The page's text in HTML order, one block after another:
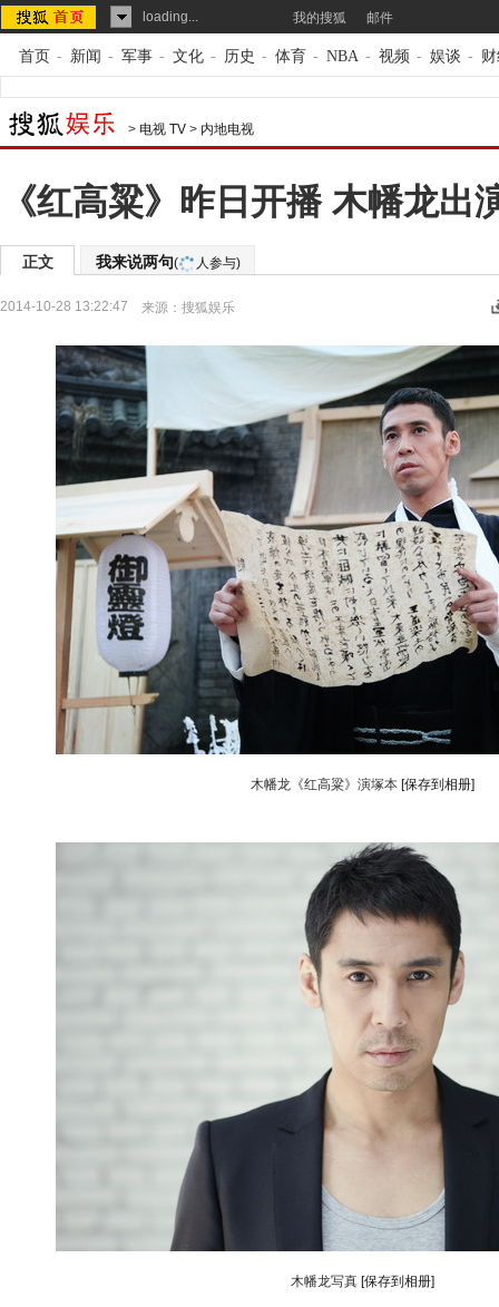
loading... 我的搜狐 邮件
首页 - 新闻 - 军事 - 文化 - 历史 - 体育 - NBA - 视频 - 娱谈 -
> 电视 TV > 内地电视
《红高粱》昨日开播 木幡龙出
正文 我来说两句( 人参与)
2014-10-28 13:22:47 来源： 搜狐娱乐
木幡龙《红高粱》演塚本 [保存到相册]
木幡龙写真 [保存到相册]